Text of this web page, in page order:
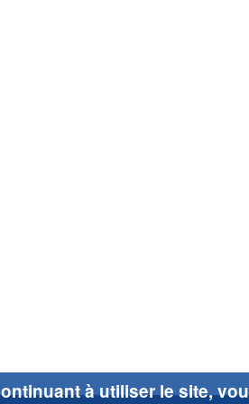
à utiliser le site,